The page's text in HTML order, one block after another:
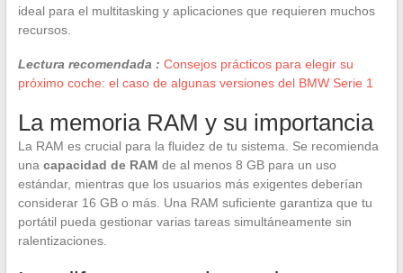
ideal para el multitasking y aplicaciones que requieren muchos
recursos.
Lectura recomendada : Consejos prácticos para elegir su
próximo coche: el caso de algunas versiones del BMW Serie 1
La memoria RAM y su importancia
La RAM es crucial para la fluidez de tu sistema. Se recomienda
una capacidad de RAM de al menos 8 GB para un uso
estándar, mientras que los usuarios más exigentes deberían
considerar 16 GB o más. Una RAM suficiente garantiza que tu
portátil pueda gestionar varias tareas simultáneamente sin
ralentizaciones.